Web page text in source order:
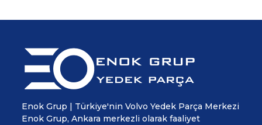
Enok Grup | Türkiye'nin Volvo Yedek Parça Merkezi
Enok Grup, Ankara merkezli olarak faaliyet